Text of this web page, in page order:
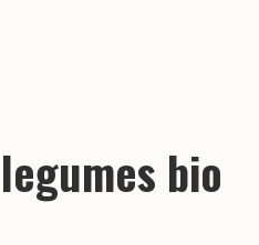
legumes bio